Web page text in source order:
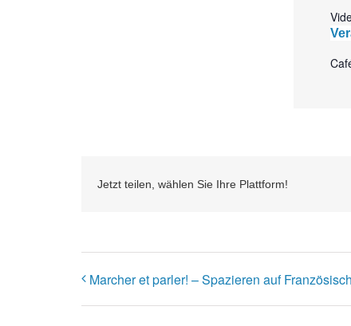
Jetzt teilen, wählen Sie Ihre Plattform!
Marcher et parler! – Spazieren auf Französisch